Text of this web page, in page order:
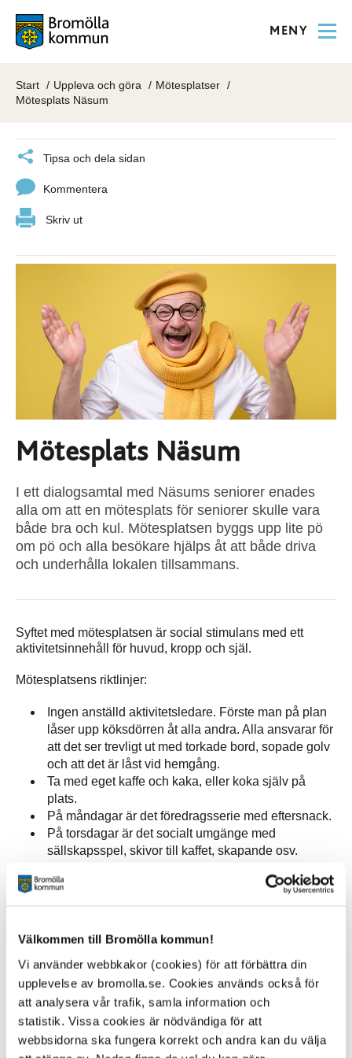
Välkommen till Bromölla kommun!
Vi använder webbkakor (cookies) för att förbättra din
upplevelse av bromolla.se. Cookies används också för
att analysera vår trafik, samla information och
statistik. Vissa cookies är nödvändiga för att
webbsidorna ska fungera korrekt och andra kan du välja
MENY
Start Uppleva och göra
Mötesplatser
Mötesplats Näsum
Tipsa och dela sidan
Kommentera
Skriv ut
Mötesplats Näsum
I ett dialogsamtal med Näsums seniorer enades
alla om att en mötesplats för seniorer skulle vara
både bra och kul. Mötesplatsen byggs upp lite pö
om pö och alla besökare hjälps åt att både driva
och underhålla lokalen tillsammans.
Syftet med mötesplatsen är social stimulans med ett
aktivitetsinnehåll för huvud, kropp och själ.
Mötesplatsens riktlinjer:
Ingen anställd aktivitetsledare. Förste man på plan
låser upp köksdörren åt alla andra. Alla ansvarar för
att det ser trevligt ut med torkade bord, sopade golv
och att det är låst vid hemgång.
Ta med eget kaffe och kaka, eller koka själv på
plats.
På måndagar är det föredragsserie med eftersnack.
På torsdagar är det socialt umgänge med
sällskapsspel, skivor till kaffet, skapande osv.
Plats: Öllers backe 7, ingång köksdörren i ”gamla
birgitta.jansson@bromolla.se
Vilka intressen har Näsums 65-plussare?
Vad tycker du som senior att mötesplatsen ska fyllas
med? Är det underhållning, kultur, sport, motion, hantverk,